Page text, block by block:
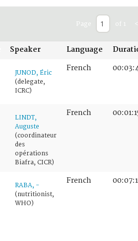
Page of 1 <
Speaker Language
JUNOD, Éric
(delegate,
ICRC)
French
LINDT,
Auguste
(coordinateur
des
opérations
Biafra, CICR)
French
RABA, -
(nutritionist,
WHO)
French